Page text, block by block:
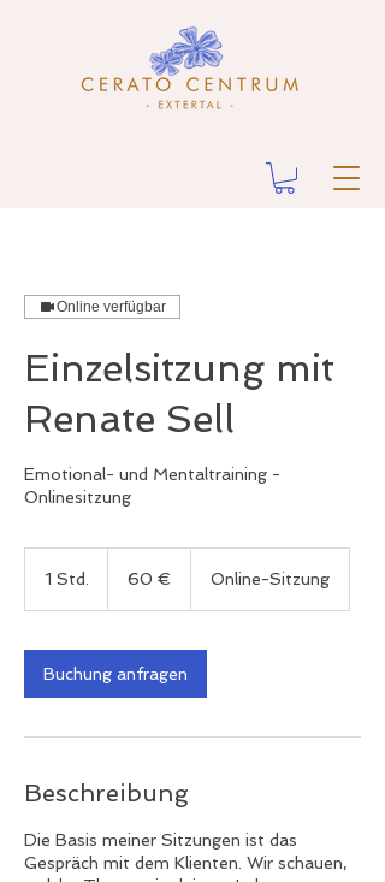
Online verfügbar
Einzelsitzung mit
Renate Sell
Emotional- und Mentaltraining -
Onlinesitzung
1 Std.
d
60 € Online-Sitzung
Buchung anfragen
Beschreibung
Die Basis meiner Sitzungen ist das
Gespräch mit dem Klienten. Wir schauen,